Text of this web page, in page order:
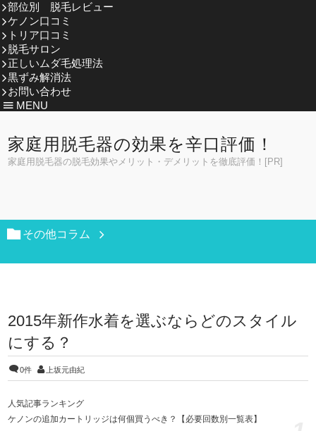
部位別 脱毛レビュー
ケノン口コミ
トリア口コミ
脱毛サロン
正しいムダ毛処理法
黒ずみ解消法
お問い合わせ
MENU
家庭用脱毛器の効果を辛口評価！
家庭用脱毛器の脱毛効果やメリット・デメリットを徹底評価！[PR]
その他コラム
2015年新作水着を選ぶならどのスタイル
にする？
0件 上坂元由紀
人気記事ランキング
ケノンの追加カートリッジは何個買うべき？【必要回数別一覧表】